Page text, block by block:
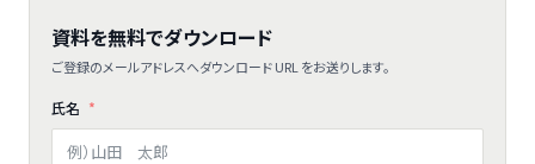
資料を無料でダウンロード
ご登録のメールアドレスへダウンロード URL をお送りします。
氏名